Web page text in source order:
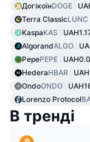
ДогікоїнDOGE
Terra ClassicLUNC
KaspaKAS
AlgorandALGO
PepePEPE
HederaHBAR
OndoONDO
Lorenzo Protocol
В тренді